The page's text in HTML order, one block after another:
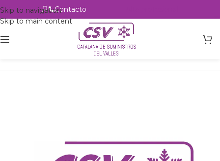
Skip to navigation
Skip to main content
Contacto
Intercambio